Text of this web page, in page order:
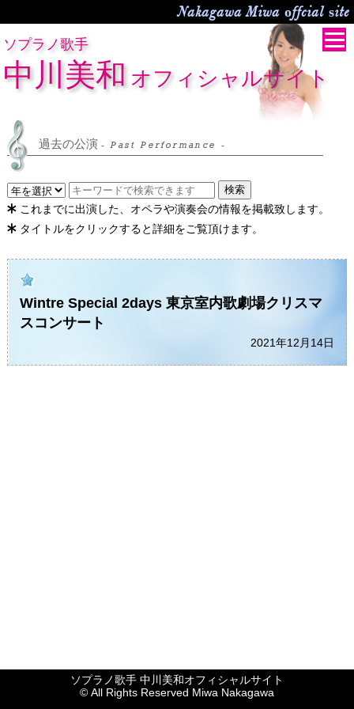
Nakagawa Miwa offcial site
ソプラノ歌手
中川美和 オフィシャルサイト
過去の公演- Past Performance -
検索
これまでに出演した、オペラや演奏会の情報を掲載致します。
タイトルをクリックすると詳細をご覧頂けます。
Wintre Special 2days 東京室内歌劇場クリスマ
スコンサート
2021年12月14日
ソプラノ歌手 中川美和オフィシャルサイト
© All Rights Reserved Miwa Nakagawa